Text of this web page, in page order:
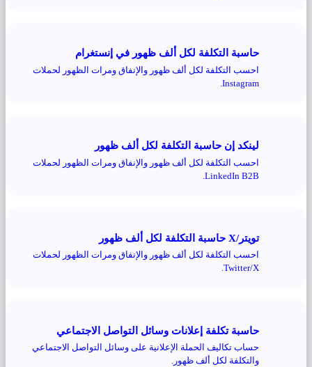
حاسبة التكلفة لكل ألف ظهور في إنستغرام
احسب التكلفة لكل ألف ظهور والإنفاق ومرات الظهور لحملات
Instagram.
لينكد إن حاسبة التكلفة لكل ألف ظهور
احسب التكلفة لكل ألف ظهور والإنفاق ومرات الظهور لحملات
LinkedIn B2B.
تويتر/X حاسبة التكلفة لكل ألف ظهور
احسب التكلفة لكل ألف ظهور والإنفاق ومرات الظهور لحملات
Twitter/X.
حاسبة تكلفة إعلانات وسائل التواصل الاجتماعي
حساب تكاليف الحملة الإعلانية على وسائل التواصل الاجتماعي
والتكلفة لكل ألف ظهور.